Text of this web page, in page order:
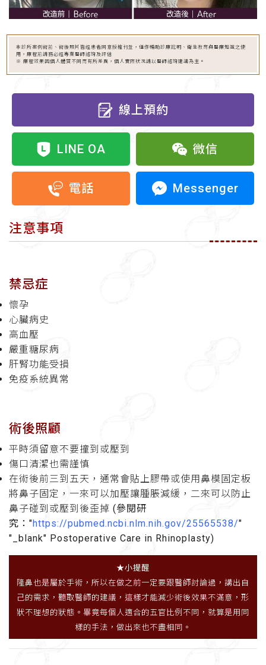
本診所案例術前、術後照片皆經患者同意授權刊登，僅作輔助診療說明、衛生教育與醫療知識之使
用，療程前請務必經專業醫師諮詢及評估
※ 療程效果因個人體質不同而有所差異，個人實際狀況請以醫師諮詢建議為主。
線上預約
LINE OA 微信
電話 Messenger
注意事項
禁忌症
懷孕
心臟病史
高血壓
嚴重糖尿病
肝腎功能受損
免疫系統異常
術後照顧
平時須留意不要撞到或壓到
傷口清潔也需謹慎
在術後前三到五天，通常會貼上膠帶或使用鼻模固定板
將鼻子固定，一來可以加壓讓腫脹減緩，二來可以防止
鼻子碰到或壓到後歪掉 (參閱研
究："https://pubmed.ncbi.nlm.nih.gov/25565538/"
"_blank" Postoperative Care in Rhinoplasty)
★小提醒
隆鼻也是屬於手術，所以在做之前一定要跟醫師討論過，講出自
己的需求，聽取醫師的建議，這樣才能減少術後效果不滿意，形
狀不理想的狀態。畢竟每個人適合的五官比例不同，就算是用同
樣的手法，做出來也不盡相同。